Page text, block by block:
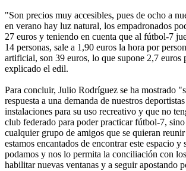
"Son precios muy accesibles, pues de ocho a
en verano hay luz natural, los empadronados
27 euros y teniendo en cuenta que al fútbol-7
14 personas, sale a 1,90 euros la hora por
artificial, son 39 euros, lo que supone 2,7 euros
explicado el edil.
Para concluir, Julio Rodríguez se ha mostrado
respuesta a una demanda de nuestros
instalaciones para su uso recreativo y que no
club federado para poder practicar fútbol-7,
cualquier grupo de amigos que se quieran
estamos encantados de encontrar este espacio y
podamos y nos lo permita la conciliación con
habilitar nuevas ventanas y a seguir apostando